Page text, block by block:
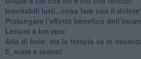
​Inevitabili lutti...cosa fare con il
Prolungare l’effetto benefico
​Letture a km zero
​Aria di ferie: ma la terapia va in
​E_state a teatro!